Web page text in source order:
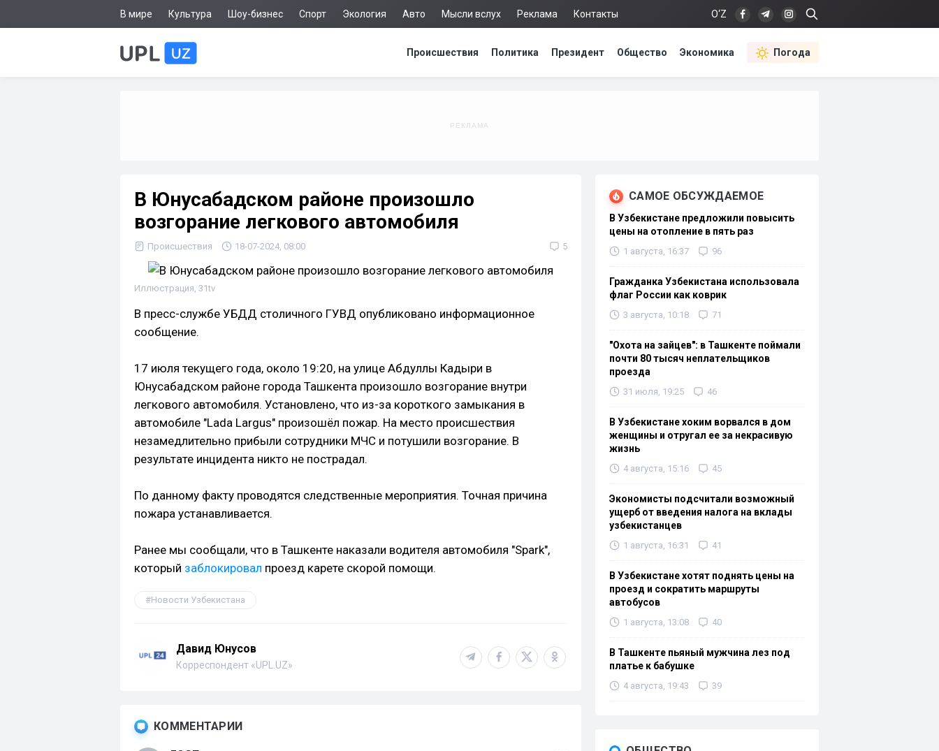
В мире Культура Шоу-бизнес Спорт Экология Авто Мысли вслух Реклама Контакты O‘Z
Происшествия Политика Президент Общество Экономика Погода
В Юнусабадском районе произошло
возгорание легкового автомобиля
Происшествия 18-07-2024, 08:00 5
Иллюстрация, 31tv
В пресс-службе УБДД столичного ГУВД опубликовано информационное
сообщение.
17 июля текущего года, около 19:20, на улице Абдуллы Кадыри в
Юнусабадском районе города Ташкента произошло возгорание внутри
легкового автомобиля. Установлено, что из-за короткого замыкания в
автомобиле "Lada Largus" произошёл пожар. На место происшествия
незамедлительно прибыли сотрудники МЧС и потушили возгорание. В
результате инцидента никто не пострадал.
По данному факту проводятся следственные мероприятия. Точная причина
пожара устанавливается.
Ранее мы сообщали, что в Ташкенте наказали водителя автомобиля "Spark",
который заблокировал проезд карете скорой помощи.
Новости Узбекистана
Давид Юнусов
Корреспондент «UPL.UZ»
КОММЕНТАРИИ
САМОЕ ОБСУЖДАЕМОЕ
В Узбекистане предложили повысить
цены на отопление в пять раз
1 августа, 16:37 96
Гражданка Узбекистана использовала
флаг России как коврик
3 августа, 10:18 71
"Охота на зайцев": в Ташкенте поймали
почти 80 тысяч неплательщиков
проезда
31 июля, 19:25 46
В Узбекистане хоким ворвался в дом
женщины и отругал ее за некрасивую
жизнь
4 августа, 15:16 45
Экономисты подсчитали возможный
ущерб от введения налога на вклады
узбекистанцев
1 августа, 16:31 41
В Узбекистане хотят поднять цены на
проезд и сократить маршруты
автобусов
1 августа, 13:08 40
В Ташкенте пьяный мужчина лез под
платье к бабушке
4 августа, 19:43 39